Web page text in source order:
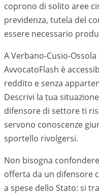
coprono di solito aree
previdenza, tutela del
essere necessario
A Verbano-Cusio-
AvvocatoFlash è
reddito e senza
Descrivi la tua
difensore di settore ti
servono conoscenze
sportello rivolgersi.
Non bisogna
offerta da un difensore
a spese dello Stato: si